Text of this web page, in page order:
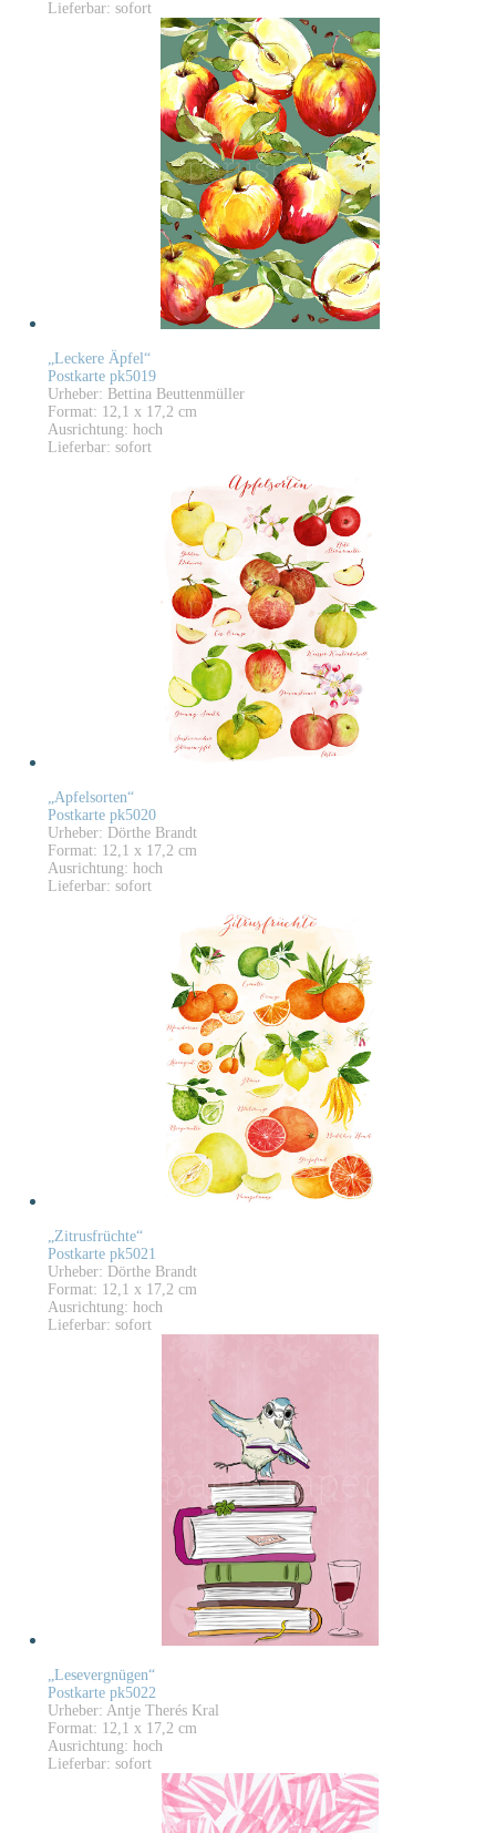
Lieferbar: sofort
„Leckere Äpfel“
Postkarte pk5019
Urheber: Bettina Beuttenmüller
Format: 12,1 x 17,2 cm
Ausrichtung: hoch
Lieferbar: sofort
„Apfelsorten“
Postkarte pk5020
Urheber: Dörthe Brandt
Format: 12,1 x 17,2 cm
Ausrichtung: hoch
Lieferbar: sofort
„Zitrusfrüchte“
Postkarte pk5021
Urheber: Dörthe Brandt
Format: 12,1 x 17,2 cm
Ausrichtung: hoch
Lieferbar: sofort
„Lesevergnügen“
Postkarte pk5022
Urheber: Antje Therés Kral
Format: 12,1 x 17,2 cm
Ausrichtung: hoch
Lieferbar: sofort